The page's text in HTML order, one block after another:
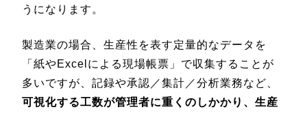
うになります。
製造業の場合、生産性を表す定量的なデータを
「紙やExcelによる現場帳票」で収集することが
多いですが、記録や承認／集計／分析業務など、
可視化する工数が管理者に重くのしかかり、生産